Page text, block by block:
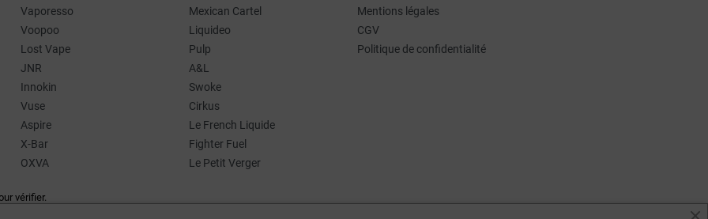
Vaporesso
Voopoo
Lost Vape
JNR
Innokin
Vuse
Aspire
X-Bar
OXVA
Mexican Cartel
Liquideo
Pulp
A&L
Swoke
Cirkus
Le French Liquide
Fighter Fuel
Le Petit Verger
Mentions légales
CGV
Politique de confidentialité
vérifier.